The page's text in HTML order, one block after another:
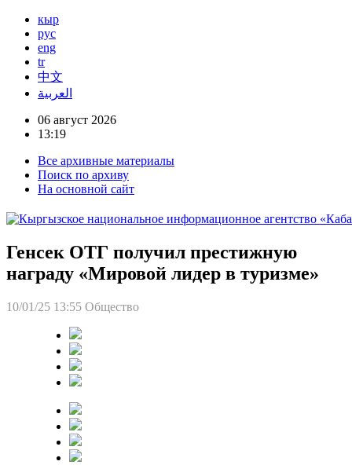
кыр
рус
eng
tr
中文
العربية
06 август 2026
13:19
Все архивные материалы
Поиск по архиву
На основной сайт
Генсек ОТГ получил престижную
награду «Мировой лидер в туризме»
10/01/25 13:55 Общество